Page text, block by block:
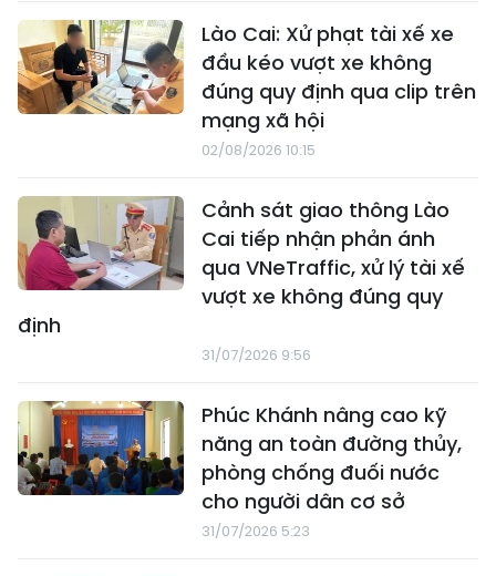
Lào Cai: Xử phạt tài xế xe
đầu kéo vượt xe không
đúng quy định qua clip trên
mạng xã hội
02/08/2026 10:15
Cảnh sát giao thông Lào
Cai tiếp nhận phản ánh
qua VNeTraffic, xử lý tài xế
vượt xe không đúng quy
định
31/07/2026 9:56
Phúc Khánh nâng cao kỹ
năng an toàn đường thủy,
phòng chống đuối nước
cho người dân cơ sở
31/07/2026 5:23